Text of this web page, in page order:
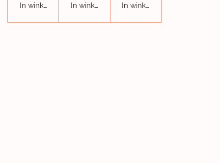
In winkelwagenIn winkelwagenIn winkelwagen